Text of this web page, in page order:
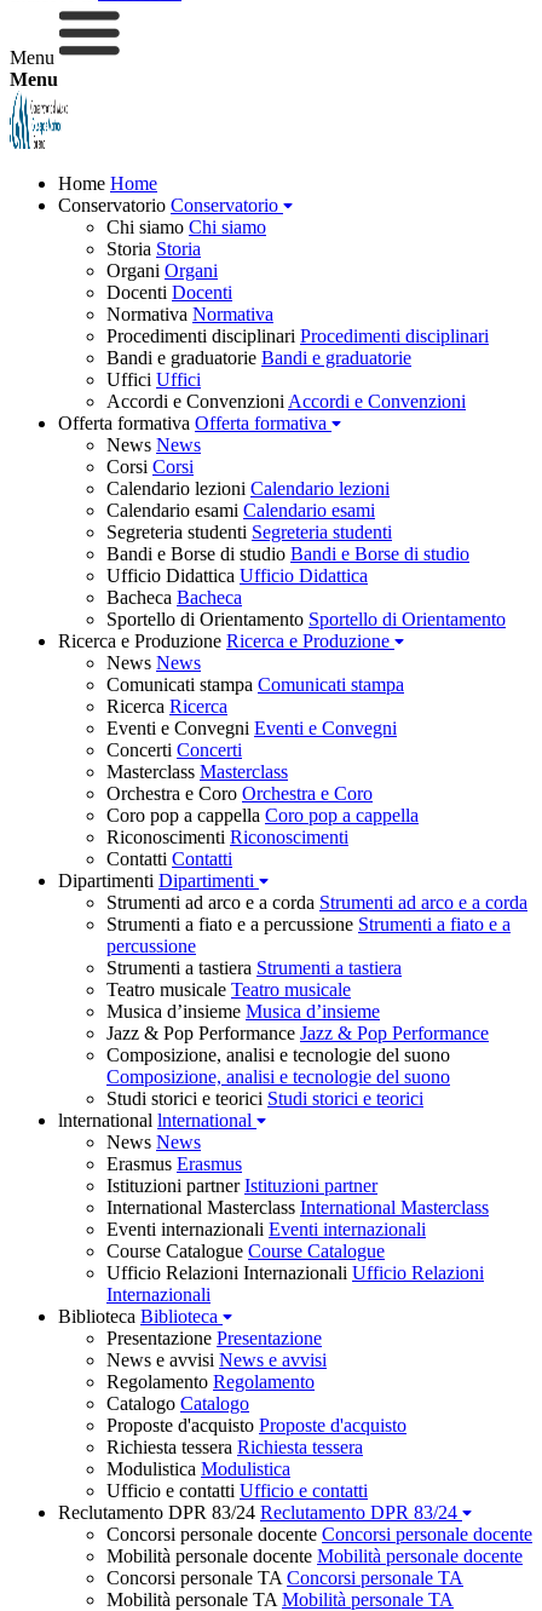
Menu
Menu
Home Home
Conservatorio Conservatorio
Chi siamo Chi siamo
Storia Storia
Organi Organi
Docenti Docenti
Normativa Normativa
Procedimenti disciplinari Procedimenti disciplinari
Bandi e graduatorie Bandi e graduatorie
Uffici Uffici
Accordi e Convenzioni Accordi e Convenzioni
Offerta formativa Offerta formativa
News News
Corsi Corsi
Calendario lezioni Calendario lezioni
Calendario esami Calendario esami
Segreteria studenti Segreteria studenti
Bandi e Borse di studio Bandi e Borse di studio
Ufficio Didattica Ufficio Didattica
Bacheca Bacheca
Sportello di Orientamento Sportello di Orientamento
Ricerca e Produzione Ricerca e Produzione
News News
Comunicati stampa Comunicati stampa
Ricerca Ricerca
Eventi e Convegni Eventi e Convegni
Concerti Concerti
Masterclass Masterclass
Orchestra e Coro Orchestra e Coro
Coro pop a cappella Coro pop a cappella
Riconoscimenti Riconoscimenti
Contatti Contatti
Dipartimenti Dipartimenti
Strumenti ad arco e a corda Strumenti ad arco e a corda
Strumenti a fiato e a percussione Strumenti a fiato e a
percussione
Strumenti a tastiera Strumenti a tastiera
Teatro musicale Teatro musicale
Musica d’insieme Musica d’insieme
Jazz & Pop Performance Jazz & Pop Performance
Composizione, analisi e tecnologie del suono
Composizione, analisi e tecnologie del suono
Studi storici e teorici Studi storici e teorici
lnternational lnternational
News News
Erasmus Erasmus
Istituzioni partner Istituzioni partner
International Masterclass International Masterclass
Eventi internazionali Eventi internazionali
Course Catalogue Course Catalogue
Ufficio Relazioni Internazionali Ufficio Relazioni
Internazionali
Biblioteca Biblioteca
Presentazione Presentazione
News e avvisi News e avvisi
Regolamento Regolamento
Catalogo Catalogo
Proposte d'acquisto Proposte d'acquisto
Richiesta tessera Richiesta tessera
Modulistica Modulistica
Ufficio e contatti Ufficio e contatti
Reclutamento DPR 83/24 Reclutamento DPR 83/24
Concorsi personale docente Concorsi personale docente
Mobilità personale docente Mobilità personale docente
Concorsi personale TA Concorsi personale TA
Mobilità personale TA Mobilità personale TA